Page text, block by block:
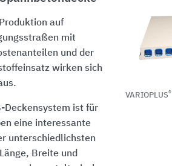
VARIOPLUS®
auf
mit
und der
wirken sich
Deckensystem ist für
eine interessante
unterschiedlichsten
Breite und